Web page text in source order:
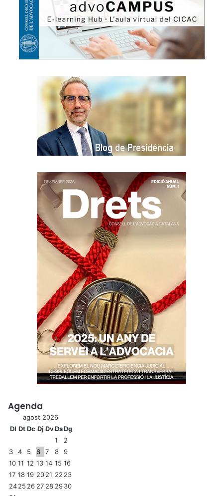
Agenda
agost 2026
Dl DtDc Dj DvDsDg
1
2
3
4 5 6 7 8
9
10 11 12 13 14 15 16
17 18 19 2021 22 23
2425 26 27 28 2930